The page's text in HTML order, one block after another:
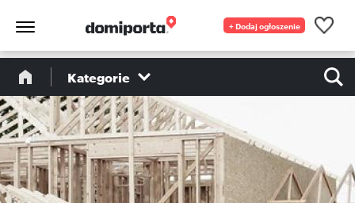
+ Dodaj ogłoszenie
Kategorie